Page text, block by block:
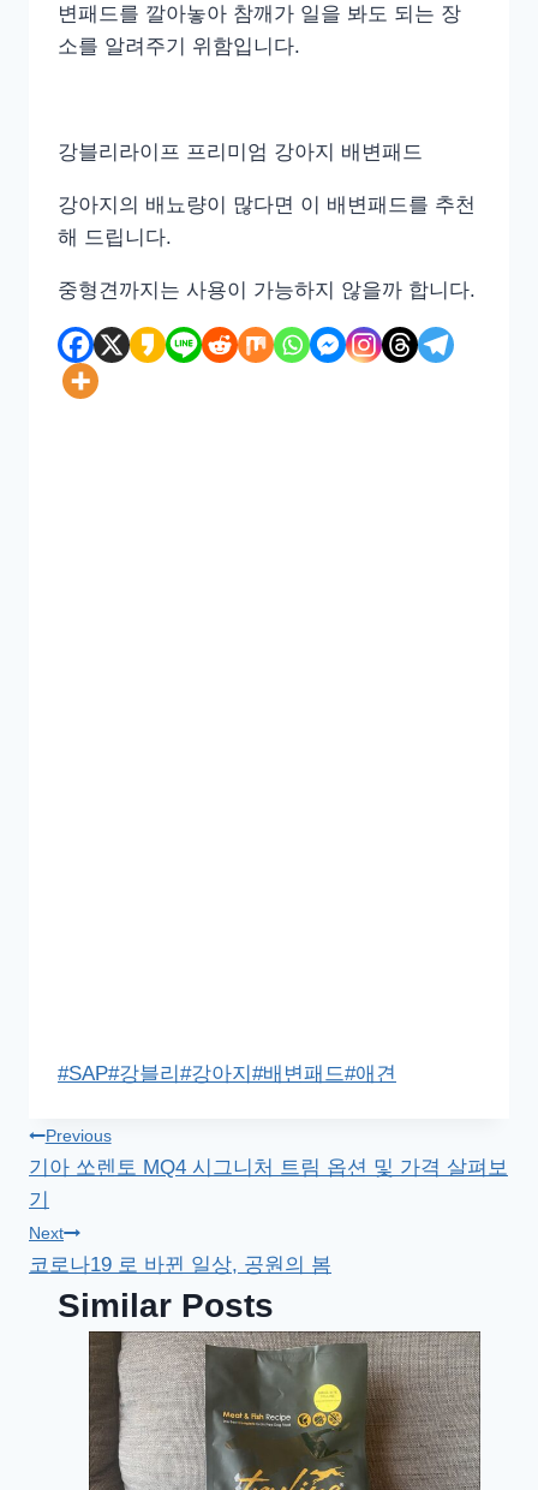
변패드를 깔아놓아 참깨가 일을 봐도 되는 장
소를 알려주기 위함입니다.
강블리라이프 프리미엄 강아지 배변패드
강아지의 배뇨량이 많다면 이 배변패드를 추천
해 드립니다.
중형견까지는 사용이 가능하지 않을까 합니다.
Post
#SAP#강블리#강아지#배변패드#애견
글
탐
색
Previous
기아 쏘렌토 MQ4 시그니처 트림 옵션 및 가격 살펴보
기
Next
코로나19 로 바뀐 일상, 공원의 봄
Similar Posts